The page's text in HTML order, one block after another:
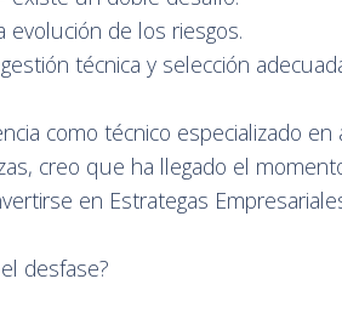
evolución de los riesgos.
técnica y selección
como técnico especializado
creo que ha llegado el
en Estrategas
desfase?